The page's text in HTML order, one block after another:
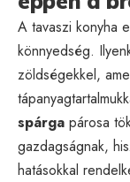
A tavaszi konyha
könnyedség.
zöldségekkel,
spárga párosa
gazdagságnak,
hatásokkal